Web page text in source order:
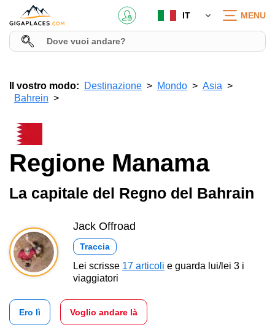
IT MENU
Il vostro modo: Destinazione Mondo
Asia
Bahrein
Regione Manama
La capitale del Regno del Bahrain
Jack Offroad
Traccia
Lei scrisse 17 articoli e guarda lui/lei 3 i
viaggiatori
Ero lì Voglio andare là